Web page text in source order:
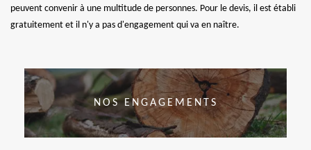
peuvent convenir à une multitude de personnes. Pour le devis, il est établi
gratuitement et il n'y a pas d'engagement qui va en naître.
NOS ENGAGEMENTS